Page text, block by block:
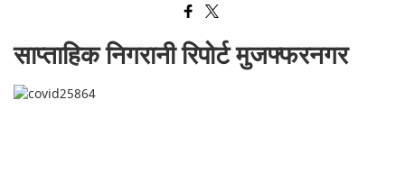
साप्ताहिक निगरानी रिपोर्ट मुजफ्फरनगर